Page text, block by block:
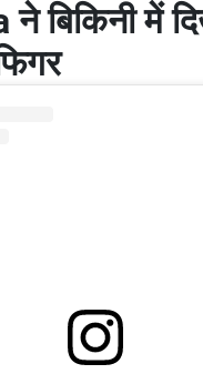
ने बिकिनी में